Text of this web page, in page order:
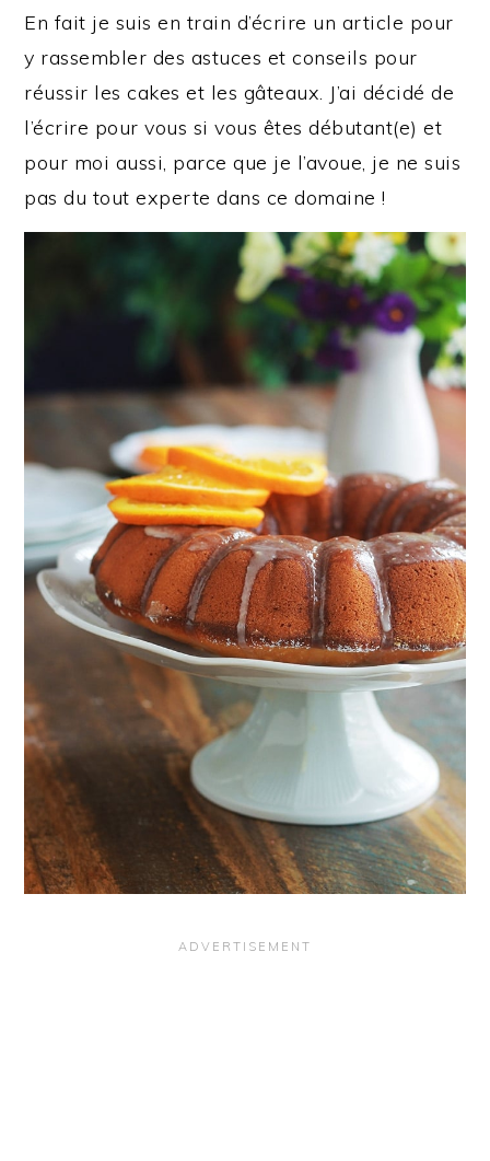
En fait je suis en train d’écrire un article pour
y rassembler des astuces et conseils pour
réussir les cakes et les gâteaux. J’ai décidé de
l’écrire pour vous si vous êtes débutant(e) et
pour moi aussi, parce que je l’avoue, je ne suis
pas du tout experte dans ce domaine !